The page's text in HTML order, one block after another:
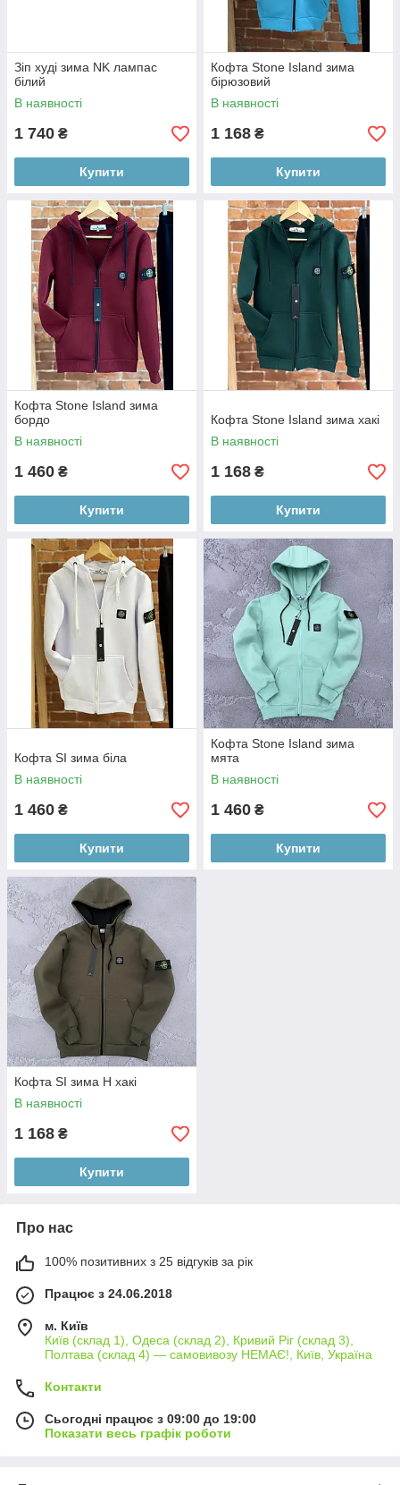
Зіп худі зима NK лампас
білий
В наявності
1 740 ₴
Купити
Кофта Stone Island зима
бірюзовий
В наявності
1 168 ₴
Купити
Кофта Stone Island зима
бордо
В наявності
1 460 ₴
Купити
Кофта Stone Island зима хакі
В наявності
1 168 ₴
Купити
Кофта SI зима біла
В наявності
1 460 ₴
Купити
Кофта Stone Island зима
мята
В наявності
1 460 ₴
Купити
Кофта SI зима Н хакі
В наявності
1 168 ₴
Купити
Про нас
100% позитивних з 25 відгуків за рік
Працює з 24.06.2018
м. Київ
Київ (склад 1), Одеса (склад 2), Кривий Ріг (склад 3),
Полтава (склад 4) — самовивозу НЕМАЄ!, Київ, Україна
Контакти
Сьогодні працює з 09:00 до 19:00
Показати весь графік роботи